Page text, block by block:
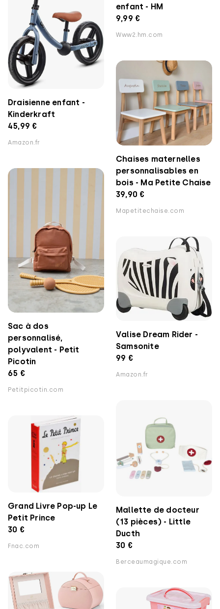
enfant - HM
9,99 €
Www2.hm.com
Draisienne enfant -
Kinderkraft
45,99 €
Amazon.fr
Chaises maternelles
personnalisables en
bois - Ma Petite Chaise
39,90 €
Mapetitechaise.com
Sac à dos
personnalisé,
polyvalent - Petit
Picotin
65 €
Petitpicotin.com
Valise Dream Rider -
Samsonite
99 €
Amazon.fr
Mallette de docteur
(13 pièces) - Little
Ducth
30 €
Berceaumagique.com
Grand Livre Pop-up Le
Petit Prince
30 €
Fnac.com